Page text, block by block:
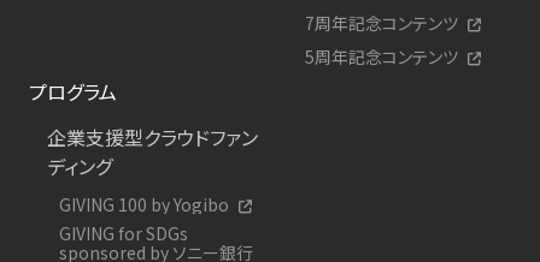
7周年記念コンテンツ
5周年記念コンテンツ
プログラム
企業支援型クラウドファン
ディング
GIVING 100 by Yogibo
GIVING for SDGs
sponsored by ソニー銀行